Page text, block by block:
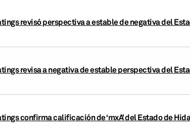
revisó perspectiva a estable de negativa del
revisa a negativa de estable perspectiva del
confirma calificación de ‘mxA’ del Estado de